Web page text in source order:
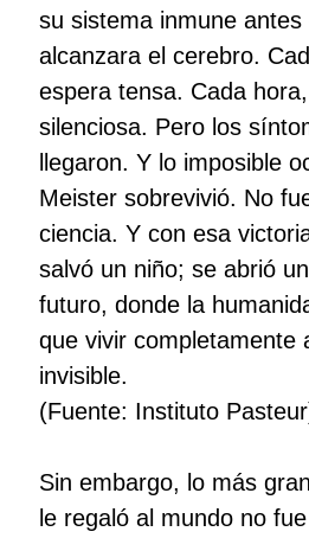
su sistema inmune
alcanzara el cerebro.
espera tensa. Cada
silenciosa. Pero los
llegaron. Y lo imposible
Meister sobrevivió. No
ciencia. Y con esa
salvó un niño; se abrió
futuro, donde la
que vivir completamente
invisible.
(Fuente: Instituto
Sin embargo, lo más
le regaló al mundo no